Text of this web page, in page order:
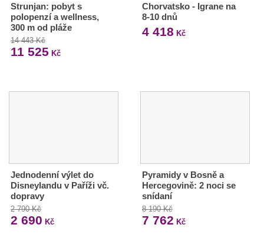
Strunjan: pobyt s
polopenzí a wellness,
300 m od pláže
14 443 Kč
11 525 Kč
Chorvatsko - Igrane na
8-10 dnů
4 418 Kč
Jednodenní výlet do
Disneylandu v Paříži vč.
dopravy
2 790 Kč
2 690 Kč
Pyramidy v Bosně a
Hercegovině: 2 noci se
snídaní
8 190 Kč
7 762 Kč